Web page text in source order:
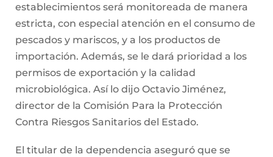
establecimientos será monitoreada de manera
estricta, con especial atención en el consumo de
pescados y mariscos, y a los productos de
importación. Además, se le dará prioridad a los
permisos de exportación y la calidad
microbiológica. Así lo dijo Octavio Jiménez,
director de la Comisión Para la Protección
Contra Riesgos Sanitarios del Estado.
El titular de la dependencia aseguró que se